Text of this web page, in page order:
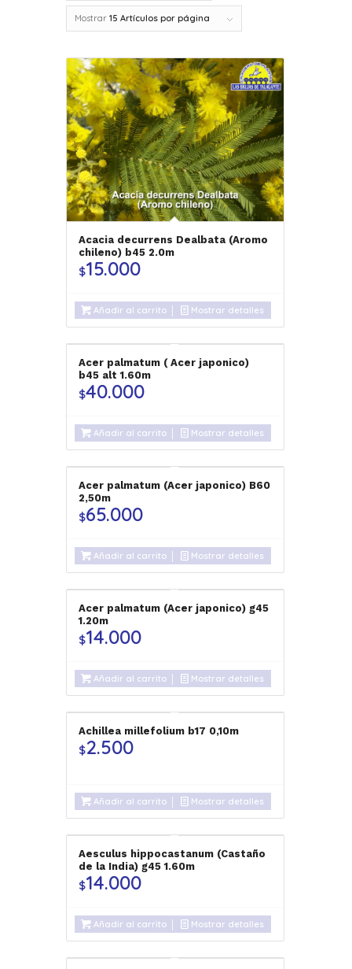
Mostrar 15 Artículos por página
Acacia decurrens Dealbata (Aromo
chileno) b45 2.0m
$15.000
Añadir al carrito Mostrar detalles
Acer palmatum ( Acer japonico)
b45 alt 1.60m
$40.000
Añadir al carrito Mostrar detalles
Acer palmatum (Acer japonico) B60
2,50m
$65.000
Añadir al carrito Mostrar detalles
Acer palmatum (Acer japonico) g45
1.20m
$14.000
Añadir al carrito Mostrar detalles
Achillea millefolium b17 0,10m
$2.500
Añadir al carrito Mostrar detalles
Aesculus hippocastanum (Castaño
de la India) g45 1.60m
$14.000
Añadir al carrito Mostrar detalles